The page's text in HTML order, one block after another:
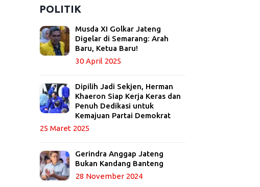
POLITIK
Musda XI Golkar Jateng
Digelar di Semarang: Arah
Baru, Ketua Baru!
30 April 2025
Dipilih Jadi Sekjen, Herman
Khaeron Siap Kerja Keras dan
Penuh Dedikasi untuk
Kemajuan Partai Demokrat
25 Maret 2025
Gerindra Anggap Jateng
Bukan Kandang Banteng
28 November 2024